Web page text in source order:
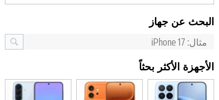
البحث عن جهاز
الأجهزة الأكثر بحثاً